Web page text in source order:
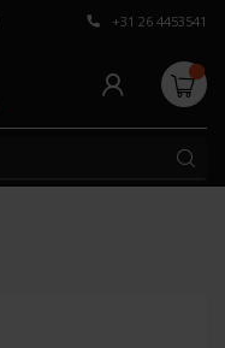
Persoonlijk
+31 26 4453541